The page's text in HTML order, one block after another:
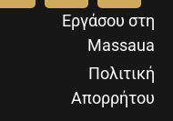
Εργάσου στη
Massaua
Πολιτική
Απορρήτου